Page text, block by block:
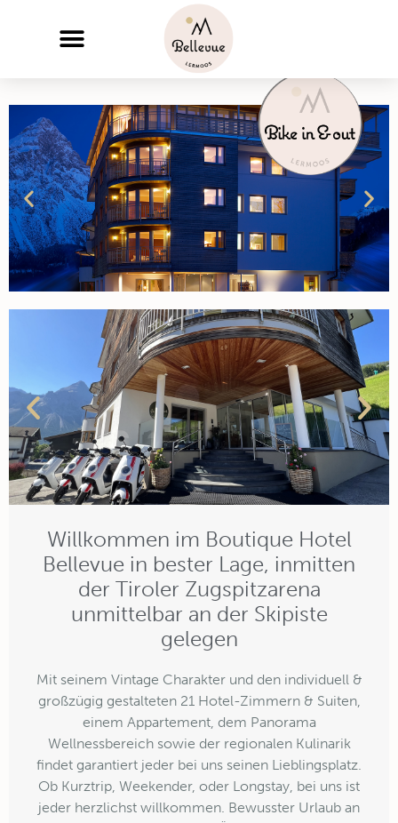
Boutique Hotel
Bellevue
Willkommen im Boutique Hotel
Bellevue in bester Lage, inmitten
der Tiroler Zugspitzarena
unmittelbar an der Skipiste
gelegen
Mit seinem Vintage Charakter und den individuell &
großzügig gestalteten 21 Hotel-Zimmern & Suiten,
einem Appartement, dem Panorama
Wellnessbereich sowie der regionalen Kulinarik
findet garantiert jeder bei uns seinen Lieblingsplatz.
Ob Kurztrip, Weekender, oder Longstay, bei uns ist
jeder herzlichst willkommen. Bewusster Urlaub an